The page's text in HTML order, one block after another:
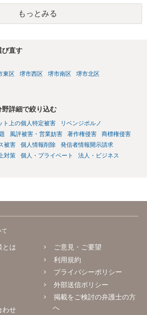
ンクしたりする行為まで当然に禁止できると
真については、通常のSNSへの無断掲載と同
要性、本人の特定可能性等から判断されま
書、メール、チャット、デザイナーの利用規約
供素材及びこれを含む画面の複製・SNS掲載
明確に通知することをお勧めします。すでに
、掲載日時、画面を保存してから削除を求め
円程度)の電子マネーを送信してしまいま
するまで暇なので顔の雰囲気の写真を交換して
府県と区を教えてと言われたので教えたりと
もっとみる
び直す
東区 堺市西区 堺市南区
堺市北区
詳細で絞り込む
ト上の個人特定被害
リベンジポルノ
風評被害・営業妨害 著作権侵害
商標権侵害
被害 個人情報削除
発信者情報開示請求
対策 個人・プライベート
法人・ビジネス
て
とは
わせ
ご意見・ご要望
利用規約
プライバシーポリシー
外部送信ポリシー
掲載をご検討の弁護士の方
へ